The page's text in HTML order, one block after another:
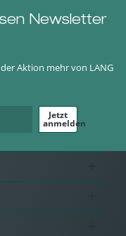
Newsletter
Aktion mehr von LANG
Jetzt
anmelden